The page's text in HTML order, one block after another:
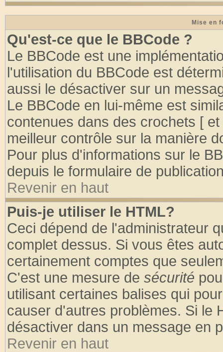
Mise en
Qu'est-ce que le BBCode ?
Le BBCode est une
l'utilisation du BBCode est
aussi le désactiver sur un
Le BBCode en lui-même est
contenues dans des crochets [
meilleur contrôle sur la manière
Pour plus d'informations sur le
depuis le formulaire de
Revenir en haut
Puis-je utiliser le HTML?
Ceci dépend de l'administrateur
complet dessus. Si vous êtes
certainement comptes que
C'est une mesure de sécurité
utilisant certaines balises qui
causer d'autres problèmes. Si le
désactiver dans un message en
Revenir en haut